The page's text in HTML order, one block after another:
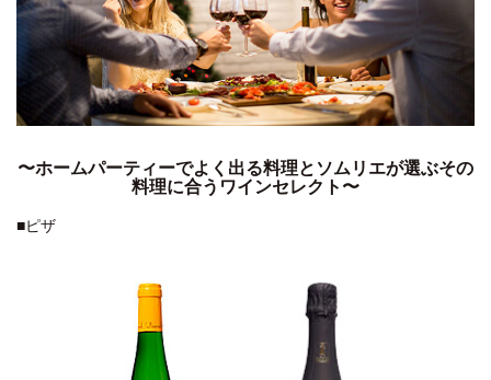
〜ホームパーティーでよく出る料理とソムリエが選ぶその
料理に合うワインセレクト〜
■ピザ